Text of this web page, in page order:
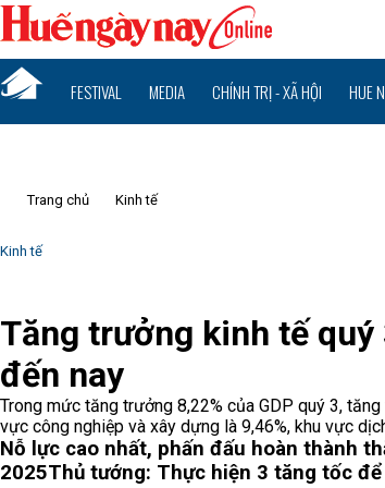
FESTIVAL MEDIA CHÍNH TRỊ - XÃ HỘI HUE
Trang chủ Kinh tế
Kinh tế
Tăng trưởng kinh tế
đến nay
Trong mức tăng trưởng 8,22% của GDP quý 3,
vực công nghiệp và xây dựng là 9,46%, khu vực
Nỗ lực cao nhất, phấn đấu hoàn thành
2025Thủ tướng: Thực hiện 3 tăng tốc